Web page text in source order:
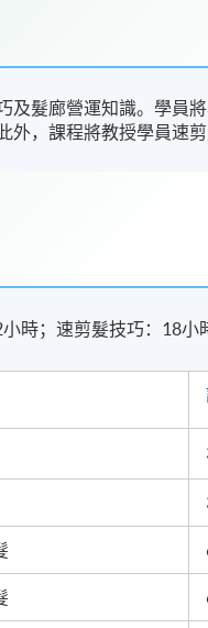
及髮廊營運知識。學員
外，課程將教授學員速
時；速剪髮技巧：18小